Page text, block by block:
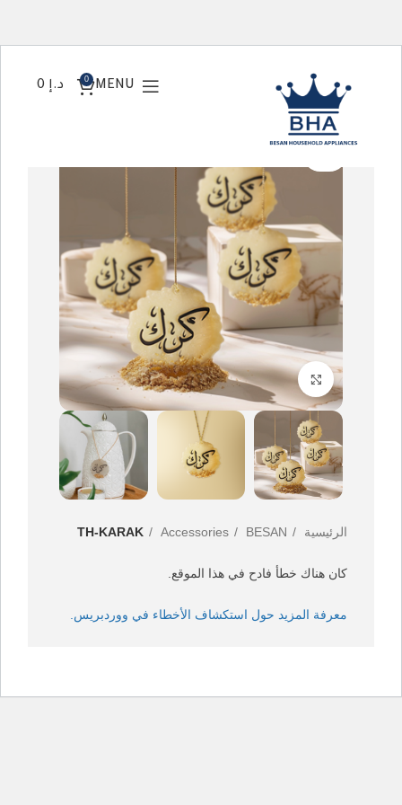
MENU
0 د.إ
SOLD
Click to enlarge
الرئيسية BESAN
Accessories
TH-KARAK
كان هناك خطأ فادح في هذا الموقع.
معرفة المزيد حول استكشاف الأخطاء في ووردبريس.